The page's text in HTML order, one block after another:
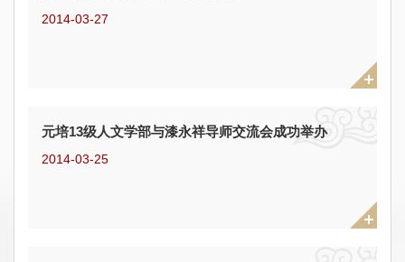
2014-03-27
元培13级人文学部与漆永祥导师交流会成功举办
2014-03-25